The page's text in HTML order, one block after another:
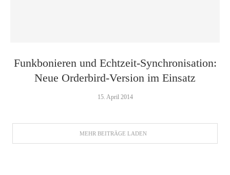
Funkbonieren und Echtzeit-Synchronisation:
Neue Orderbird-Version im Einsatz
15. April 2014
MEHR BEITRÄGE LADEN